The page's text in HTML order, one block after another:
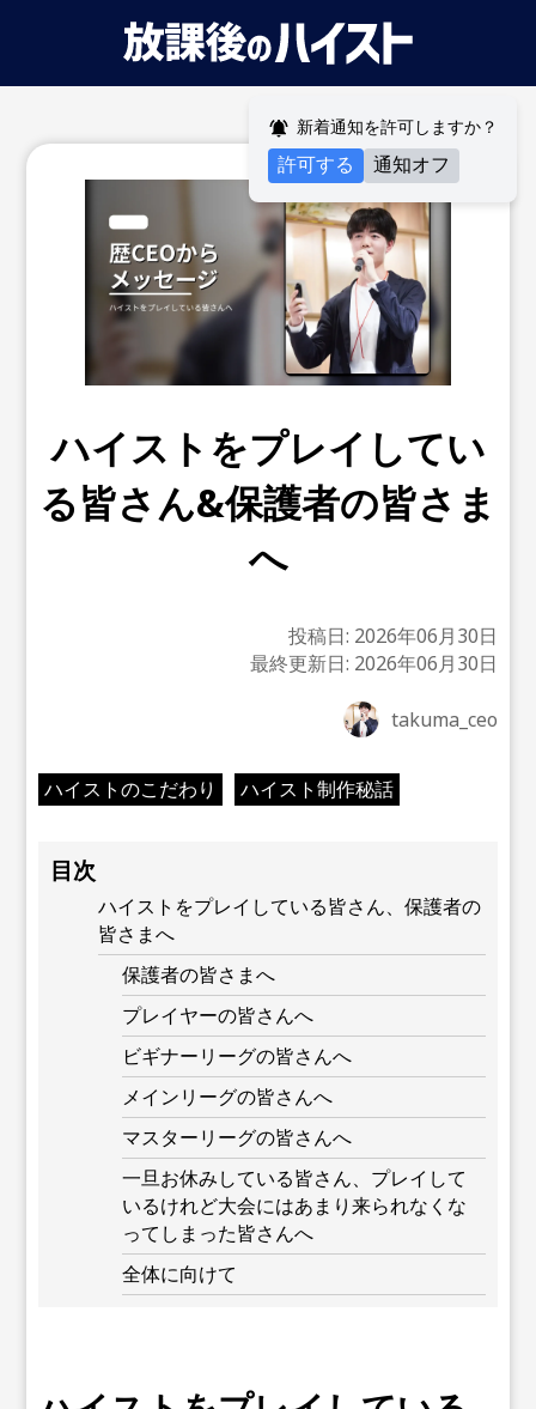
新着通知を許可しますか？
許可する 通知オフ
ハイストをプレイしてい
る皆さん&保護者の皆さま
へ
投稿日: 2026年06月30日
最終更新日: 2026年06月30日
takuma_ceo
ハイストのこだわり ハイスト制作秘話
目次
ハイストをプレイしている皆さん、保護者の
皆さまへ
保護者の皆さまへ
プレイヤーの皆さんへ
ビギナーリーグの皆さんへ
メインリーグの皆さんへ
マスターリーグの皆さんへ
一旦お休みしている皆さん、プレイして
いるけれど大会にはあまり来られなくな
ってしまった皆さんへ
全体に向けて